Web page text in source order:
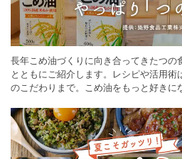
長年こめ油づくりに向き合ってきたつ
とともにご紹介します。レシピや活用
のこだわりまで。こめ油をもっと好きに